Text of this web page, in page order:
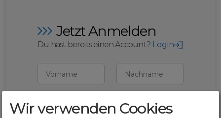
Jetzt Anmelden
Du hast bereits einen Account? Login
Vorname Nachname
E-Mail
Wir verwenden Cookies